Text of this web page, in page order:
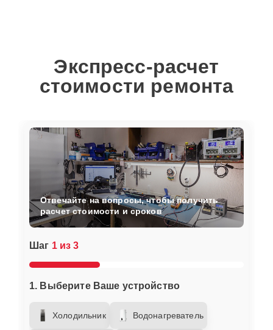
Экспресс-расчет
стоимости ремонта
Шаг 1 из 3
1. Выберите Ваше устройство
Холодильник Водонагреватель
Отвечайте на вопросы, чтобы получить
расчет стоимости и сроков